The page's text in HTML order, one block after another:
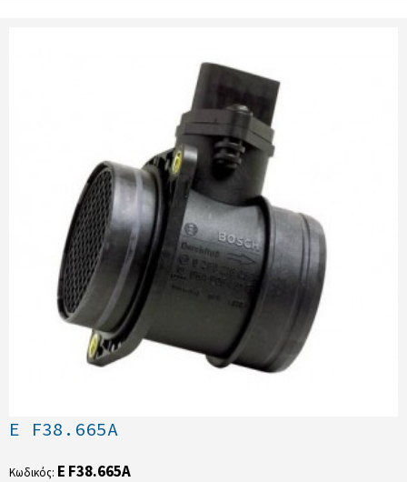
E F38.665A
Κωδικός: E F38.665A